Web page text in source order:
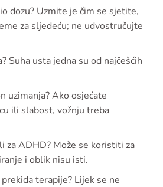
dozu? Uzmite je čim se sjetite,
za sljedeću; ne udvostručujte
Suha usta jedna su od najčešćih
uzimanja? Ako osjećate
ili slabost, vožnju treba
za ADHD? Može se koristiti za
i oblik nisu isti.
terapije? Lijek se ne